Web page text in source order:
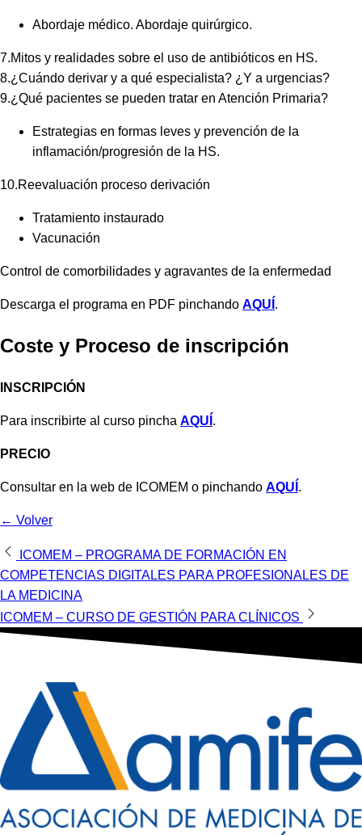
Abordaje médico. Abordaje quirúrgico.
7.Mitos y realidades sobre el uso de antibióticos en HS.
8.¿Cuándo derivar y a qué especialista? ¿Y a urgencias?
9.¿Qué pacientes se pueden tratar en Atención Primaria?
Estrategias en formas leves y prevención de la
inflamación/progresión de la HS.
10.Reevaluación proceso derivación
Tratamiento instaurado
Vacunación
Control de comorbilidades y agravantes de la enfermedad
Descarga el programa en PDF pinchando AQUÍ .
Coste y Proceso de inscripción
INSCRIPCIÓN
Para inscribirte al curso pincha AQUÍ .
PRECIO
Consultar en la web de ICOMEM o pinchando AQUÍ .
← Volver
Navegación
de
entradas
ICOMEM – PROGRAMA DE FORMACIÓN EN
COMPETENCIAS DIGITALES PARA PROFESIONALES DE
LA MEDICINA
ICOMEM – CURSO DE GESTIÓN PARA CLÍNICOS